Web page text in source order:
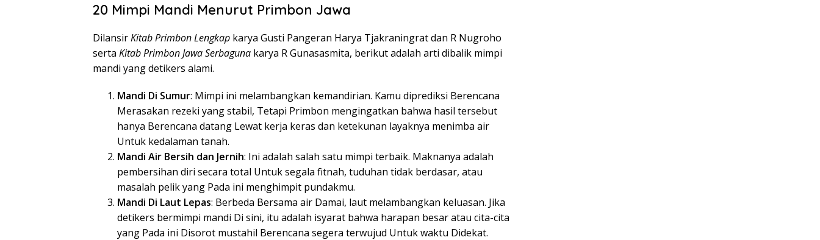
20 Mimpi Mandi Menurut Primbon Jawa
DilansirKitab Primbon Lengkap karya Gusti Pangeran Harya Tjakraningrat dan R Nugroho
serta Kitab Primbon Jawa Serbaguna karya R Gunasasmita, berikut adalah arti dibalik mimpi
mandi yang detikers alami.
Mandi Di Sumur: Mimpi ini melambangkan kemandirian. Kamu diprediksi Berencana
Merasakan rezeki yang stabil, Tetapi Primbon mengingatkan bahwa hasil tersebut
hanya Berencana datang Lewat kerja keras dan ketekunan layaknya menimba air
Untuk kedalaman tanah.
Mandi Air Bersih dan Jernih: Ini adalah salah satu mimpi terbaik. Maknanya adalah
pembersihan diri secara total Untuk segala fitnah, tuduhan tidak berdasar, atau
masalah pelik yang Pada ini menghimpit pundakmu.
Mandi Di Laut Lepas: Berbeda Bersama air Damai, laut melambangkan keluasan. Jika
detikers bermimpi mandi Di sini, itu adalah isyarat bahwa harapan besar atau cita-cita
yang Pada ini Disorot mustahil Berencana segera terwujud Untuk waktu Didekat.